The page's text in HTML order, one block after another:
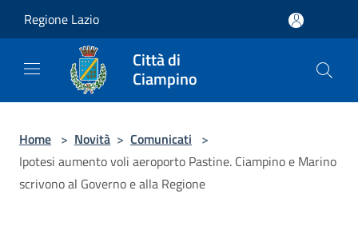
Regione Lazio
Città di
Ciampino
Home > Novità > Comunicati >
Ipotesi aumento voli aeroporto Pastine. Ciampino e Marino
scrivono al Governo e alla Regione